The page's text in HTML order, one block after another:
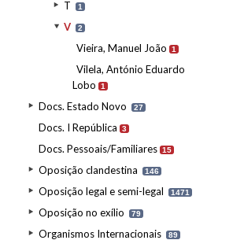
T 1
V 2
Vieira, Manuel João 1
Vilela, António Eduardo
Lobo
1
Docs. Estado Novo 27
Docs. I República 3
Docs. Pessoais/Familiares 15
Oposição clandestina 146
Oposição legal e semi-legal 1471
Oposição no exílio 79
Organismos Internacionais 89